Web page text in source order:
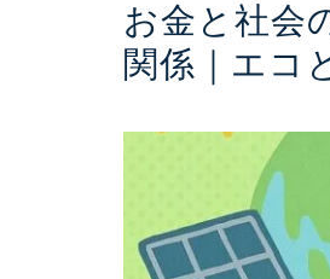
お金と社会
関係｜エコ